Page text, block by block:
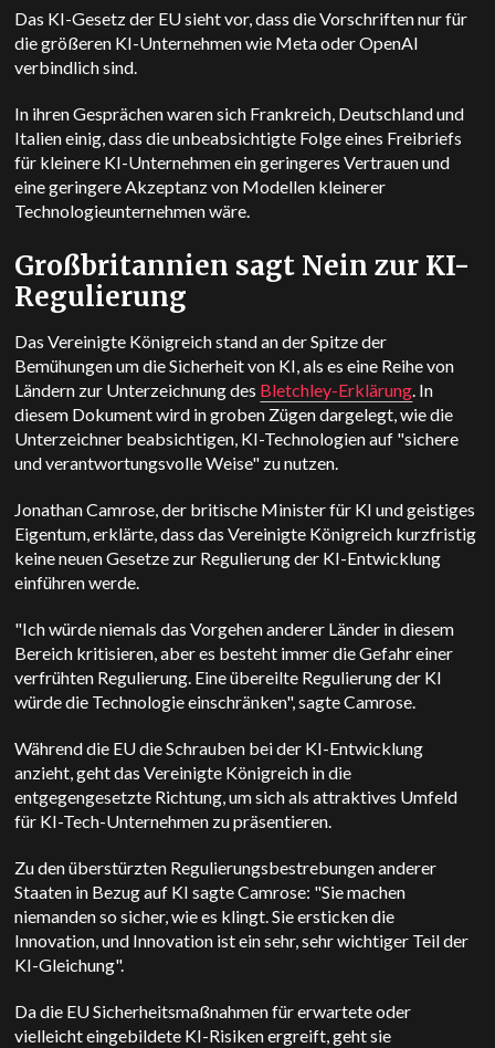
Das KI-Gesetz der EU sieht vor, dass die Vorschriften nur für
die größeren KI-Unternehmen wie Meta oder OpenAI
verbindlich sind.
In ihren Gesprächen waren sich Frankreich, Deutschland und
Italien einig, dass die unbeabsichtigte Folge eines Freibriefs
für kleinere KI-Unternehmen ein geringeres Vertrauen und
eine geringere Akzeptanz von Modellen kleinerer
Technologieunternehmen wäre.
Großbritannien sagt Nein zur KI-
Regulierung
Das Vereinigte Königreich stand an der Spitze der
Bemühungen um die Sicherheit von KI, als es eine Reihe von
Ländern zur Unterzeichnung des Bletchley-Erklärung. In
diesem Dokument wird in groben Zügen dargelegt, wie die
Unterzeichner beabsichtigen, KI-Technologien auf "sichere
und verantwortungsvolle Weise" zu nutzen.
Jonathan Camrose, der britische Minister für KI und geistiges
Eigentum, erklärte, dass das Vereinigte Königreich kurzfristig
keine neuen Gesetze zur Regulierung der KI-Entwicklung
einführen werde.
"Ich würde niemals das Vorgehen anderer Länder in diesem
Bereich kritisieren, aber es besteht immer die Gefahr einer
verfrühten Regulierung. Eine übereilte Regulierung der KI
würde die Technologie einschränken", sagte Camrose.
Während die EU die Schrauben bei der KI-Entwicklung
anzieht, geht das Vereinigte Königreich in die
entgegengesetzte Richtung, um sich als attraktives Umfeld
für KI-Tech-Unternehmen zu präsentieren.
Zu den überstürzten Regulierungsbestrebungen anderer
Staaten in Bezug auf KI sagte Camrose: "Sie machen
niemanden so sicher, wie es klingt. Sie ersticken die
Innovation, und Innovation ist ein sehr, sehr wichtiger Teil der
KI-Gleichung".
Da die EU Sicherheitsmaßnahmen für erwartete oder
vielleicht eingebildete KI-Risiken ergreift, geht sie